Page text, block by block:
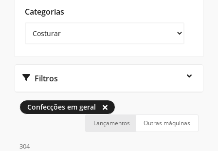
Categorias
Filtros
Confecções em geral
Lançamentos Outras máquinas
304